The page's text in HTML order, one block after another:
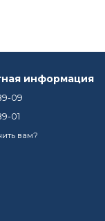
информация
09
01
вам?